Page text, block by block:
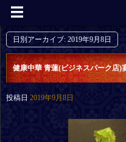
日別アーカイブ: 2019年9月8日
健康中華 青蓮(ビジネスパーク店)
投稿日 2019年9月8日